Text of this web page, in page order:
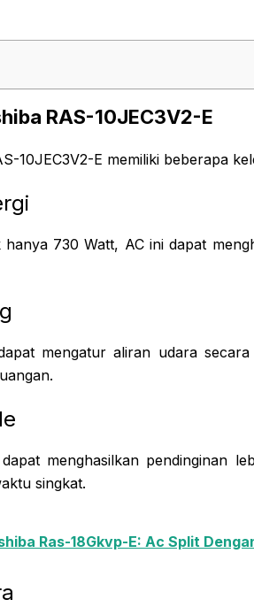
RAS-10JEC3V2-E
10JEC3V2-E memiliki beberapa
hanya 730 Watt, AC ini dapat
mengatur aliran udara
menghasilkan pendinginan
singkat.
Ras-18Gkvp-E: Ac Split